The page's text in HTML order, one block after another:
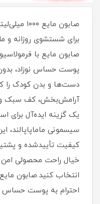
صابون
برای شستشوی روزانه
صابون مایع با
پوست حساس نوزاد،
دست‌ها و بدن کودک را
آرامش‌بخش، کف سبک و
یک گزینه ایده‌آل برای
سیسمونی ماماپاپالند،
کیفیت تأییدشده و
خیال راحت محصولی امن
انتخاب کنید.صابون
احترام به پوست